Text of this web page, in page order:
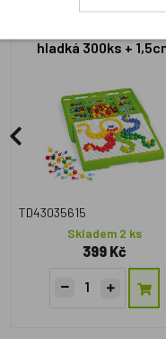
hladká 300ks +
TD43035615
Skladem 2 ks
399 Kč